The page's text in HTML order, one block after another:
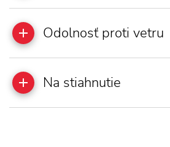
Odolnosť proti vetru
Na stiahnutie